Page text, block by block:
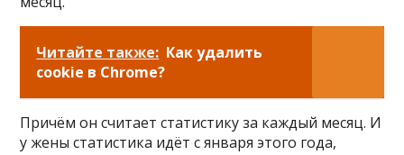
Читайте также: Как удалить
cookie в Chrome?
Причём он считает статистику за каждый месяц. И
у жены статистика идёт с января этого года,